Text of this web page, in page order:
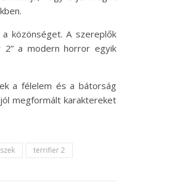
közönséget. A szereplők
a modern horror egyik
a félelem és a bátorság
megformált karaktereket
terrifier 2